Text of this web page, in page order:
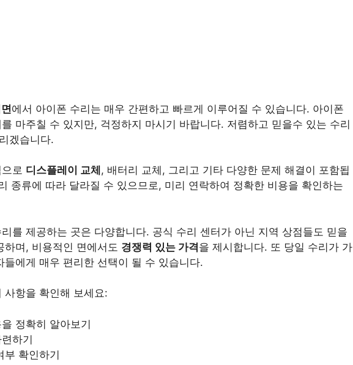
에서 아이폰 수리는 매우 간편하고 빠르게 이루어질 수 있습니다. 아이폰
마주칠 수 있지만, 걱정하지 마시기 바랍니다. 저렴하고 믿을수 있는 수리
겠습니다.
로 디스플레이 교체 , 배터리 교체, 그리고 기타 다양한 문제 해결이 포함됩
종류에 따라 달라질 수 있으므로, 미리 연락하여 정확한 비용을 확인하는
를 제공하는 곳은 다양합니다. 공식 수리 센터가 아닌 지역 상점들도 믿을
하며, 비용적인 면에서도 경쟁력 있는 가격을 제시합니다. 또 당일 수리가 가
들에게 매우 편리한 선택이 될 수 있습니다.
사항을 확인해 보세요:
정확히 알아보기
하기
부 확인하기